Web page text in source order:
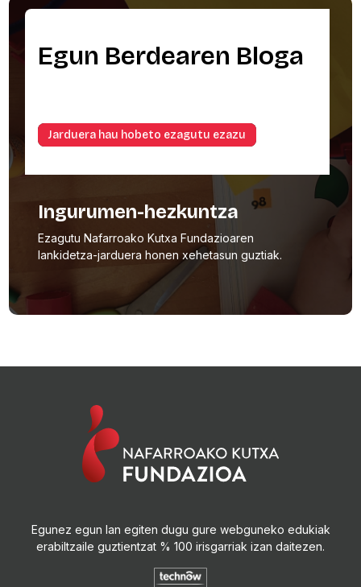
Egun Berdearen Bloga
Jarduera hau hobeto ezagutu ezazu
Ingurumen-hezkuntza
Ezagutu Nafarroako Kutxa Fundazioaren
lankidetza-jarduera honen xehetasun guztiak.
Egunez egun lan egiten dugu gure webguneko edukiak
erabiltzaile guztientzat % 100 irisgarriak izan daitezen.